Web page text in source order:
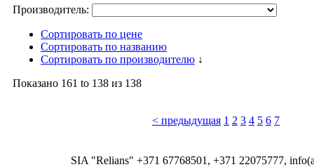
Производитель:
Сортировать по цене
Сортировать по названию
Сортировать по производителю ↓
Показано 161 to 138 из 138
< предыдущая 1 2 3 4 5 6 7
SIA "Relians" +371 67768501, +371 22075777,